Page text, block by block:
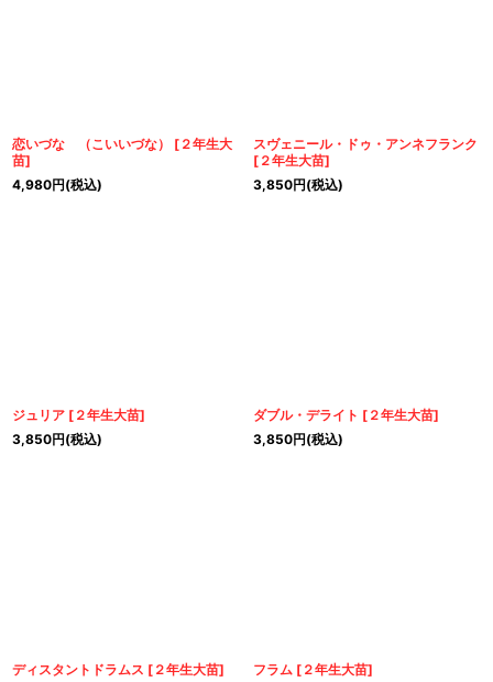
恋いづな （こいいづな） [ ２年生大
苗]
4,980円(税込)
スヴェニール・ドゥ・アンネフランク
[ ２年生大苗]
3,850円(税込)
ジュリア [ ２年生大苗]
3,850円(税込)
ダブル・デライト [ ２年生大苗]
3,850円(税込)
ディスタントドラムス [ ２年生大苗]
フラム [ ２年生大苗]